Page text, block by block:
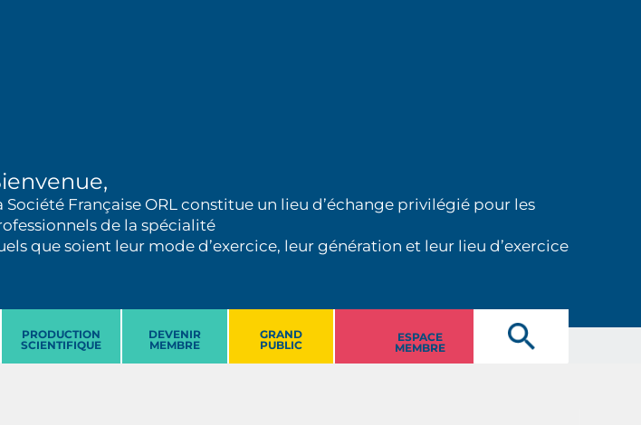
Société Française ORL constitue un lieu d’échange privilégié pour les
de la spécialité
que soient leur mode d’exercice, leur génération et leur lieu d’exercice
PRODUCTION
SCIENTIFIQUE
DEVENIR
MEMBRE
GRAND
PUBLIC
ESPACE
MEMBRE